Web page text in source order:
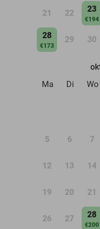
21 22 23
€194
28
€173
29 30
Ma
Di Wo
5 6 7
12 13 14
19 20 21
26 27 28
€200